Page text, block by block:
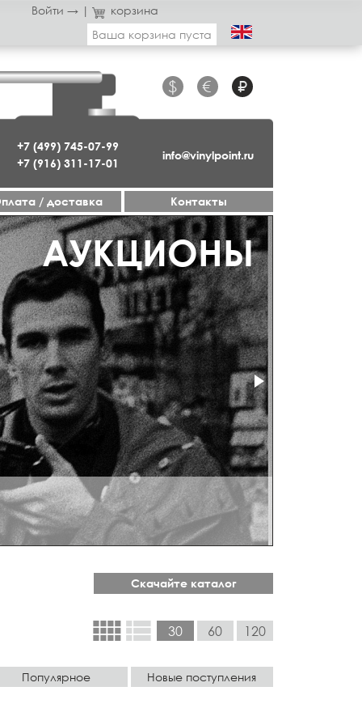
Войти → |
корзина
Ваша корзина пуста
+7 (499) 745-07-99
+7 (916) 311-17-01
$ € ₽
info@vinylpoint.ru
/ доставка Контакты
ОТКРЫТ
АУКЦИОНЫ
Скачайте каталог
view_comfyview_list 30 60 120
Популярное Новые поступления